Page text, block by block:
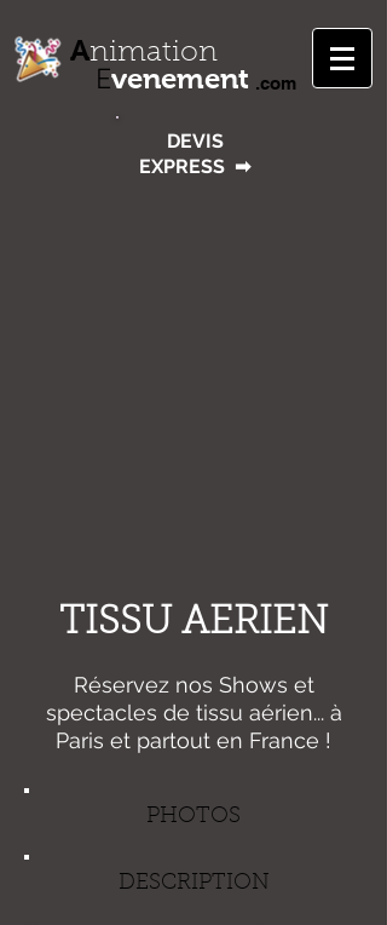
Animation
.com
Evenement
DEVIS
EXPRESS ➡
TISSU AERIEN
Réservez nos Shows et
spectacles de tissu aérien... à
Paris et partout en France !
PHOTOS
DESCRIPTION